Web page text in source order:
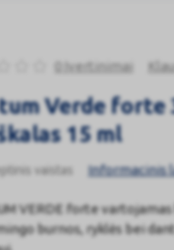
0 Įvertinimai
Verde forte
15 ml
vaistas Informacinis
VERDE forte
burnos, ryklės bei